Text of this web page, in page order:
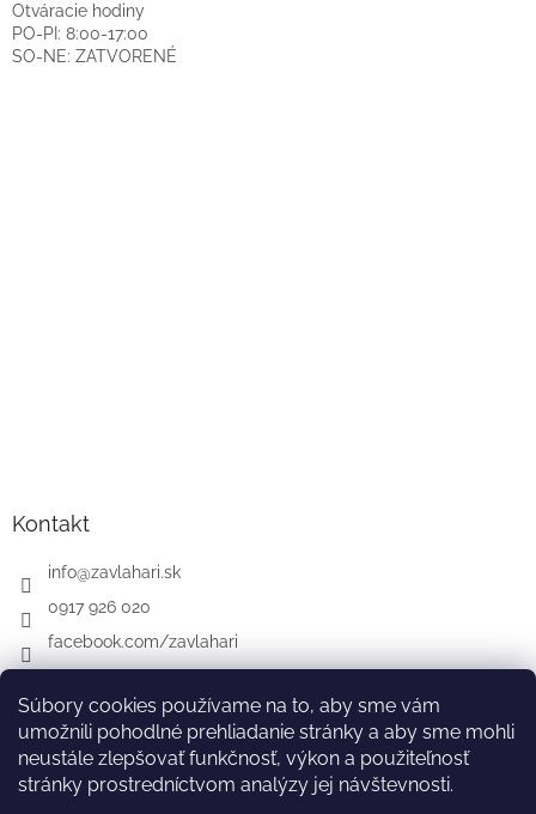
Súbory cookies používame na to, aby sme vám
umožnili pohodlné prehliadanie stránky a aby sme mohli
neustále zlepšovať funkčnosť, výkon a použiteľnosť
stránky prostredníctvom analýzy jej návštevnosti.
Otváracie hodiny
PO-PI: 8:00-17:00
SO-NE: ZATVORENÉ
Kontakt
info@zavlahari.sk
0917 926 020
facebook.com/zavlahari
GARDENA McCULLOCH CZ AT DE